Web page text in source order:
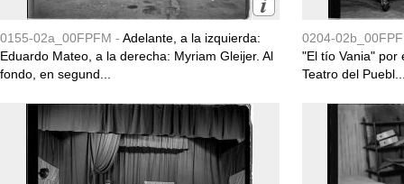
0155-02a_00FPFM - Adelante, a la izquierda:
Eduardo Mateo, a la derecha: Myriam Gleijer. Al
fondo, en segund...
0204-
"El tío Vania" por
Teatro del